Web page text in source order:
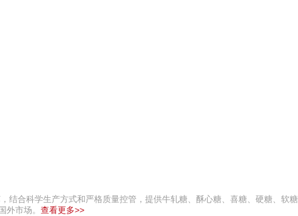
合科学生产方式和严格质量控管，提供牛轧糖、酥心糖、喜糖、硬糖、软糖
外市场。 查看更多>>